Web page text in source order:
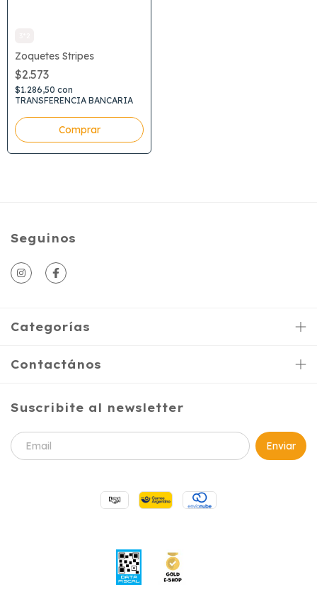
Zoquetes Stripes
$2.573
$1.286,50 con
TRANSFERENCIA BANCARIA
Comprar
Seguinos
Categorías
Contactános
Suscribite al newsletter